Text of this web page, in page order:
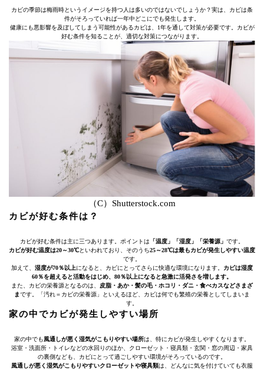
カビの季節は梅雨時というイメージを持つ人は多いのではないでしょうか？実は、カビは条
件がそろっていれば一年中どこにでも発生します。
健康にも悪影響を及ぼしてしまう可能性があるカビは、1年を通して対策が必要です。カビが
好む条件を知ることが、適切な対策につながります。
（C）Shutterstock.com
カビが好む条件は？
カビが好む条件は主に三つあります。ポイントは 「温度」「湿度」「栄養源」 です。
カビが好む温度は20～30℃といわれており、そのうち25～28℃は最もカビが発生しやすい温度
です。
加えて、 湿度が70％以上になると、カビにとってさらに快適な環境になります。 カビは湿度
60％を超えると活動をはじめ、80％以上になると急激に活発さを増します。
また、カビの栄養源となるのは、 皮脂・あか・髪の毛・ホコリ・ダニ・食べカスなどさまざ
まです。「汚れ＝カビの栄養源」といえるほど、カビは何でも繁殖の栄養としてしまいま
す。
家の中でカビが発生しやすい場所
家の中でも風通しが悪く湿気がこもりやすい場所は、特にカビが発生しやすくなります。
浴室・洗面所・トイレなどの水回りのほか、クローゼット・寝具類・玄関・窓の周辺・家具
の裏側なども、カビにとって過ごしやすい環境がそろっているのです。
風通しが悪く湿気がこもりやすいクローゼットや寝具類は、どんなに気を付けていても衣服